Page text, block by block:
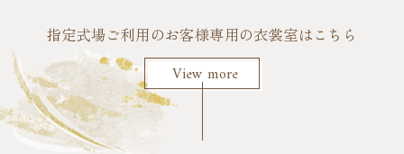
指定式場ご利用のお客様専用の衣裳室はこちら
View more